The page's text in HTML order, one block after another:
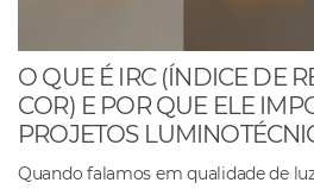
O QUE É IRC (ÍNDICE DE
COR) E POR QUE ELE
PROJETOS
Quando falamos em qualidade de